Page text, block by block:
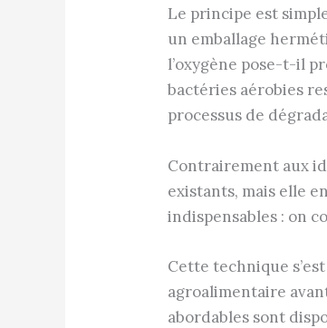
Le principe est
un emballage
l’oxygène pose-t-il
bactéries aérobies
processus de
Contrairement aux
existants, mais elle
indispensables : on
Cette technique
agroalimentaire
abordables sont